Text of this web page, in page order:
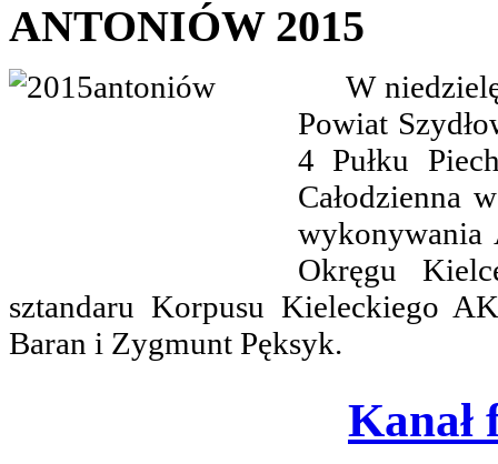
ANTONIÓW 2015
W
Powiat
4 Pułku
Całodzienna
wykonywania
Okręgu
sztandaru Korpusu Kieleckiego
Baran i Zygmunt Pęksyk.